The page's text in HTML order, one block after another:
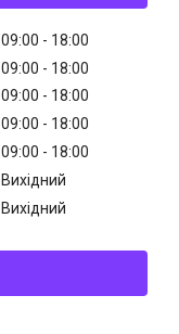
09:00
18:00
09:00
18:00
09:00
18:00
09:00
18:00
09:00
18:00
Вихідний
Вихідний